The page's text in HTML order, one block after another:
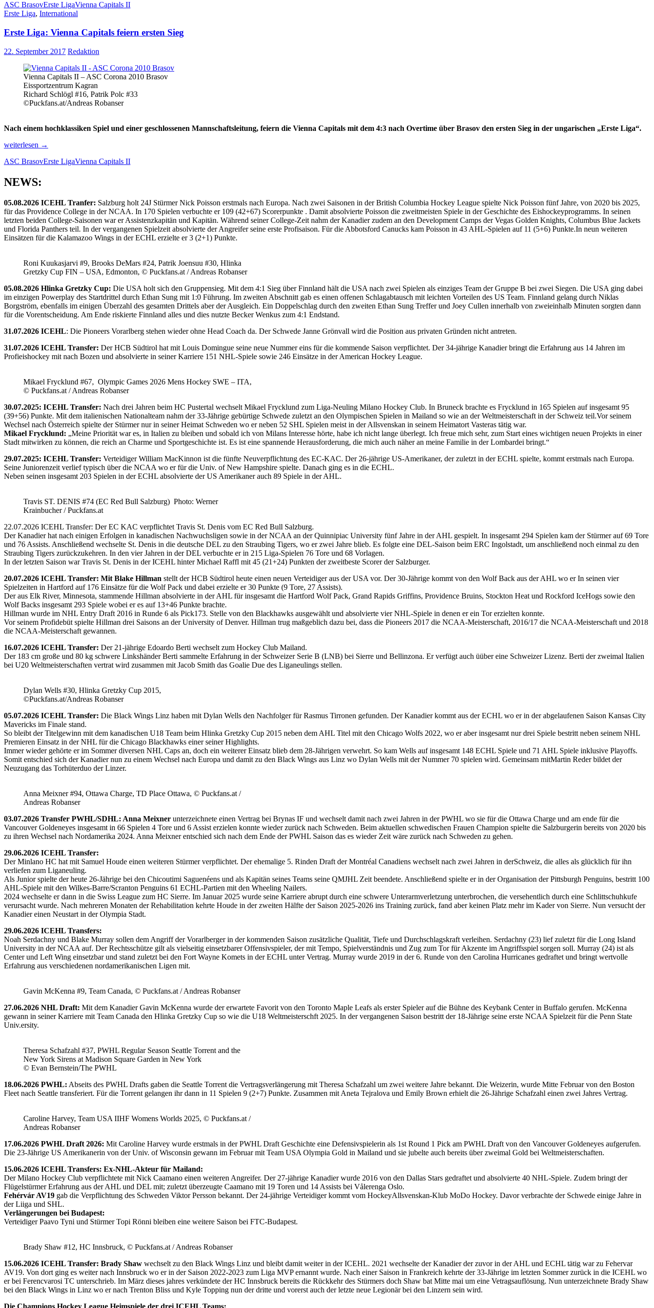
Capitals
verlieren
nach
ASC BrasovErste LigaVienna Capitals II
Erste Liga, International
Erste Liga: Vienna Capitals feiern ersten Sieg
22. September 2017 Redaktion
Vienna Capitals II – ASC Corona 2010 Brasov
Eissportzentrum Kagran
Richard Schlögl #16, Patrik Polc #33
©Puckfans.at/Andreas Robanser
Nach einem hochklassiken Spiel und einer geschlossenen Mannschaftsleitung, feiern die Vienna Capitals mit dem 4:3 nach Overtime über Brasov den ersten Sieg in der ungarischen „Erste Liga“.
Erste
Vienna
feiern
ersten
weiterlesen →
ASC BrasovErste LigaVienna Capitals II
NEWS:
05.08.2026 ICEHL Tranfer: Salzburg holt 24J Stürmer Nick Poisson erstmals nach Europa. Nach zwei Saisonen in der British Columbia Hockey League spielte Nick Poisson fünf Jahre, von 2020 bis 2025,
für das Providence College in der NCAA. In 170 Spielen verbuchte er 109 (42+67) Scorerpunkte . Damit absolvierte Poisson die zweitmeisten Spiele in der Geschichte des Eishockeyprogramms. In seinen
letzten beiden College-Saisonen war er Assistenzkapitän und Kapitän. Während seiner College-Zeit nahm der Kanadier zudem an den Development Camps der Vegas Golden Knights, Columbus Blue Jackets
und Florida Panthers teil. In der vergangenen Spielzeit absolvierte der Angreifer seine erste Profisaison. Für die Abbotsford Canucks kam Poisson in 43 AHL-Spielen auf 11 (5+6) Punkte.In neun weiteren
Einsätzen für die Kalamazoo Wings in der ECHL erzielte er 3 (2+1) Punkte.
Roni Kuukasjarvi #9, Brooks DeMars #24, Patrik Joensuu #30, Hlinka
Gretzky Cup FIN – USA, Edmonton, © Puckfans.at / Andreas Robanser
05.08.2026 Hlinka Gretzky Cup: Die USA holt sich den Gruppensieg. Mit dem 4:1 Sieg über Finnland hält die USA nach zwei Spielen als einziges Team der Gruppe B bei zwei Siegen. Die USA ging dabei
im einzigen Powerplay des Startdrittel durch Ethan Sung mit 1:0 Führung. Im zweiten Abschnitt gab es einen offenen Schlagabtausch mit leichten Vorteilen des US Team. Finnland gelang durch Niklas
Borgström, ebenfalls im einigen Überzahl des gesamten Drittels aber der Ausgleich. Ein Doppelschlag durch den zweiten Ethan Sung Treffer und Joey Cullen innerhalb von zweieinhalb Minuten sorgten dann
für die Vorentscheidung. Am Ende riskierte Finnland alles und dies nutzte Becker Wenkus zum 4:1 Endstand.
31.07.2026 ICEHL: Die Pioneers Vorarlberg stehen wieder ohne Head Coach da. Der Schwede Janne Grönvall wird die Position aus privaten Gründen nicht antreten.
31.07.2026 ICEHL Transfer: Der HCB Südtirol hat mit Louis Domingue seine neue Nummer eins für die kommende Saison verpflichtet. Der 34-jährige Kanadier bringt die Erfahrung aus 14 Jahren im
Profieishockey mit nach Bozen und absolvierte in seiner Karriere 151 NHL-Spiele sowie 246 Einsätze in der American Hockey League.
Mikael Frycklund #67, Olympic Games 2026 Mens Hockey SWE – ITA,
© Puckfans.at / Andreas Robanser
30.07.2025: ICEHL Transfer: Nach drei Jahren beim HC Pustertal wechselt Mikael Frycklund zum Liga-Neuling Milano Hockey Club. In Bruneck brachte es Frycklund in 165 Spielen auf insgesamt 95
(39+56) Punkte. Mit dem italienischen Nationalteam nahm der 33-Jährige gebürtige Schwede zuletzt an den Olympischen Spielen in Mailand so wie an der Weltmeisterschaft in der Schweiz teil.Vor seinem
Wechsel nach Österreich spielte der Stürmer nur in seiner Heimat Schweden wo er neben 52 SHL Spielen meist in der Allsvenskan in seinem Heimatort Vasteras tätig war.
Mikael Frycklund: „Meine Priorität war es, in Italien zu bleiben und sobald ich von Milans Interesse hörte, habe ich nicht lange überlegt. Ich freue mich sehr, zum Start eines wichtigen neuen Projekts in einer
Stadt mitwirken zu können, die reich an Charme und Sportgeschichte ist. Es ist eine spannende Herausforderung, die mich auch näher an meine Familie in der Lombardei bringt.“
29.07.2025: ICEHL Transfer: Verteidiger William MacKinnon ist die fünfte Neuverpflichtung des EC-KAC. Der 26-jährige US-Amerikaner, der zuletzt in der ECHL spielte, kommt erstmals nach Europa.
Seine Juniorenzeit verlief typisch über die NCAA wo er für die Univ. of New Hampshire spielte. Danach ging es in die ECHL.
Neben seinen insgesamt 203 Spielen in der ECHL absolvierte der US Amerikaner auch 89 Spiele in der AHL.
Travis ST. DENIS #74 (EC Red Bull Salzburg) Photo: Werner
Krainbucher / Puckfans.at
22.07.2026 ICEHL Transfer: Der EC KAC verpflichtet Travis St. Denis vom EC Red Bull Salzburg.
Der Kanadier hat nach einigen Erfolgen in kanadischen Nachwuchsligen sowie in der NCAA an der Quinnipiac University fünf Jahre in der AHL gespielt. In insgesamt 294 Spielen kam der Stürmer auf 69 Tore
und 76 Assists. Anschließend wechselte St. Denis in die deutsche DEL zu den Straubing Tigers, wo er zwei Jahre blieb. Es folgte eine DEL-Saison beim ERC Ingolstadt, um anschließend noch einmal zu den
Straubing Tigers zurückzukehren. In den vier Jahren in der DEL verbuchte er in 215 Liga-Spielen 76 Tore und 68 Vorlagen.
In der letzten Saison war Travis St. Denis in der ICEHL hinter Michael Raffl mit 45 (21+24) Punkten der zweitbeste Scorer der Salzburger.
20.07.2026 ICEHL Transfer: Mit Blake Hillman stellt der HCB Südtirol heute einen neuen Verteidiger aus der USA vor. Der 30-Jährige kommt von den Wolf Back aus der AHL wo er In seinen vier
Spielzeiten in Hartford auf 176 Einsätze für die Wolf Pack und dabei erzielte er 30 Punkte (9 Tore, 27 Assists).
Der aus Elk River, Minnesota, stammende Hillman absolvierte in der AHL für insgesamt die Hartford Wolf Pack, Grand Rapids Griffins, Providence Bruins, Stockton Heat und Rockford IceHogs sowie den
Wolf Backs insgesamt 293 Spiele wobei er es auf 13+46 Punkte brachte.
Hillman wurde im NHL Entry Draft 2016 in Runde 6 als Pick173. Stelle von den Blackhawks ausgewählt und absolvierte vier NHL-Spiele in denen er ein Tor erzielten konnte.
Vor seinem Profidebüt spielte Hillman drei Saisons an der University of Denver. Hillman trug maßgeblich dazu bei, dass die Pioneers 2017 die NCAA-Meisterschaft, 2016/17 die NCAA-Meisterschaft und 2018
die NCAA-Meisterschaft gewannen.
16.07.2026 ICEHL Transfer: Der 21-jährige Edoardo Berti wechselt zum Hockey Club Mailand.
Der 183 cm große und 80 kg schwere Linkshänder Berti sammelte Erfahrung in der Schweizer Serie B (LNB) bei Sierre und Bellinzona. Er verfügt auch üüber eine Schweizer Lizenz. Berti der zweimal Italien
bei U20 Weltmeisterschaften vertrat wird zusammen mit Jacob Smith das Goalie Due des Liganeulings stellen.
Dylan Wells #30, Hlinka Gretzky Cup 2015,
©Puckfans.at/Andreas Robanser
05.07.2026 ICEHL Transfer: Die Black Wings Linz haben mit Dylan Wells den Nachfolger für Rasmus Tirronen gefunden. Der Kanadier kommt aus der ECHL wo er in der abgelaufenen Saison Kansas City
Mavericks im Finale stand.
So bleibt der Titelgewinn mit dem kanadischen U18 Team beim Hlinka Gretzky Cup 2015 neben dem AHL Titel mit den Chicago Wolfs 2022, wo er aber insgesamt nur drei Spiele bestritt neben seinem NHL
Premieren Einsatz in der NHL für die Chicago Blackhawks einer seiner Highlights.
Immer wieder gehörte er im Sommer diversen NHL Caps an, doch ein weiterer Einsatz blieb dem 28-Jährigen verwehrt. So kam Wells auf insgesamt 148 ECHL Spiele und 71 AHL Spiele inklusive Playoffs.
Somit entschied sich der Kanadier nun zu einem Wechsel nach Europa und damit zu den Black Wings aus Linz wo Dylan Wells mit der Nummer 70 spielen wird. Gemeinsam mitMartin Reder bildet der
Neuzugang das Torhüterduo der Linzer.
Anna Meixner #94, Ottawa Charge, TD Place Ottawa, © Puckfans.at /
Andreas Robanser
03.07.2026 Transfer PWHL/SDHL: Anna Meixner unterzeichnete einen Vertrag bei Brynas IF und wechselt damit nach zwei Jahren in der PWHL wo sie für die Ottawa Charge und am ende für die
Vancouver Goldeneyes insgesamt in 66 Spielen 4 Tore und 6 Assist erzielen konnte wieder zurück nach Schweden. Beim aktuellen schwedischen Frauen Champion spielte die Salzburgerin bereits von 2020 bis
zu ihren Wechsel nach Nordamerika 2024. Anna Meixner entschied sich nach dem Ende der PWHL Saison das es wieder Zeit wäre zurück nach Schweden zu gehen.
29.06.2026 ICEHL Transfer:
Der Minlano HC hat mit Samuel Houde einen weiteren Stürmer verpflichtet. Der ehemalige 5. Rinden Draft der Montréal Canadiens wechselt nach zwei Jahren in derSchweiz, die alles als glücklich für ihn
verliefen zum Liganeuling.
Als Junior spielte der heute 26-Jährige bei den Chicoutimi Saguenéens und als Kapitän seines Teams seine QMJHL Zeit beendete. Anschließend spielte er in der Organisation der Pittsburgh Penguins, bestritt 100
AHL-Spiele mit den Wilkes-Barre/Scranton Penguins 61 ECHL-Partien mit den Wheeling Nailers.
2024 wechselte er dann in die Swiss League zum HC Sierre. Im Januar 2025 wurde seine Karriere abrupt durch eine schwere Unterarmverletzung unterbrochen, die versehentlich durch eine Schlittschuhkufe
verursacht wurde. Nach mehreren Monaten der Rehabilitation kehrte Houde in der zweiten Hälfte der Saison 2025-2026 ins Training zurück, fand aber keinen Platz mehr im Kader von Sierre. Nun versucht der
Kanadier einen Neustart in der Olympia Stadt.
29.06.2026 ICEHL Transfers:
Noah Serdachny und Blake Murray sollen dem Angriff der Vorarlberger in der kommenden Saison zusätzliche Qualität, Tiefe und Durchschlagskraft verleihen. Serdachny (23) lief zuletzt für die Long Island
University in der NCAA auf. Der Rechtsschütze gilt als vielseitig einsetzbarer Offensivspieler, der mit Tempo, Spielverständnis und Zug zum Tor für Akzente im Angriffsspiel sorgen soll. Murray (24) ist als
Center und Left Wing einsetzbar und stand zuletzt bei den Fort Wayne Komets in der ECHL unter Vertrag. Murray wurde 2019 in der 6. Runde von den Carolina Hurricanes gedraftet und bringt wertvolle
Erfahrung aus verschiedenen nordamerikanischen Ligen mit.
Gavin McKenna #9, Team Canada, © Puckfans.at / Andreas Robanser
27.06.2026 NHL Draft: Mit dem Kanadier Gavin McKenna wurde der erwartete Favorit von den Toronto Maple Leafs als erster Spieler auf die Bühne des Keybank Center in Buffalo gerufen. McKenna
gewann in seiner Karriere mit Team Canada den Hlinka Gretzky Cup so wie die U18 Weltmeisterschft 2025. In der vergangenen Saison bestritt der 18-Jährige seine erste NCAA Spielzeit für die Penn State
Univ.ersity.
Theresa Schafzahl #37, PWHL Regular Season Seattle Torrent and the
New York Sirens at Madison Square Garden in New York
© Evan Bernstein/The PWHL
18.06.2026 PWHL: Abseits des PWHL Drafts gaben die Seattle Torrent die Vertragsverlängerung mit Theresa Schafzahl um zwei weitere Jahre bekannt. Die Weizerin, wurde Mitte Februar von den Boston
Fleet nach Seattle transferiert. Für die Torrent gelangen ihr dann in 11 Spielen 9 (2+7) Punkte. Zusammen mit Aneta Tejralova und Emily Brown erhielt die 26-Jährige Schafzahl einen zwei Jahres Vertrag.
Caroline Harvey, Team USA IIHF Womens Worlds 2025, © Puckfans.at /
Andreas Robanser
17.06.2026 PWHL Draft 2026: Mit Caroline Harvey wurde erstmals in der PWHL Draft Geschichte eine Defensivspielerin als 1st Round 1 Pick am PWHL Draft von den Vancouver Goldeneyes aufgerufen.
Die 23-Jährige US Amerikanerin von der Univ. of Wisconsin gewann im Februar mit Team USA Olympia Gold in Mailand und sie jubelte auch bereits über zweimal Gold bei Weltmeisterschaften.
15.06.2026 ICEHL Transfers: Ex-NHL-Akteur für Mailand:
Der Milano Hockey Club verpflichtete mit Nick Caamano einen weiteren Angreifer. Der 27-jährige Kanadier wurde 2016 von den Dallas Stars gedraftet und absolvierte 40 NHL-Spiele. Zudem bringt der
Flügelstürmer Erfahrung aus der AHL und DEL mit; zuletzt überzeugte Caamano mit 19 Toren und 14 Assists bei Vålerenga Oslo.
Fehérvár AV19 gab die Verpflichtung des Schweden Viktor Persson bekannt. Der 24-jährige Verteidiger kommt vom HockeyAllsvenskan-Klub MoDo Hockey. Davor verbrachte der Schwede einige Jahre in
der Liiga und SHL.
Verlängerungen bei Budapest:
Verteidiger Paavo Tyni und Stürmer Topi Rönni bleiben eine weitere Saison bei FTC-Budapest.
Brady Shaw #12, HC Innsbruck, © Puckfans.at / Andreas Robanser
15.06.2026 ICEHL Transfer: Brady Shaw wechselt zu den Black Wings Linz und bleibt damit weiter in der ICEHL. 2021 wechselte der Kanadier der zuvor in der AHL und ECHL tätig war zu Fehervar
AV19. Von dort ging es weiter nach Innsbruck wo er in der Saison 2022-2023 zum Liga MVP ernannt wurde. Nach einer Saison in Frankreich kehrte der 33-Jährige im letzten Sommer zurück in die ICEHL wo
er bei Ferencvarosi TC unterschrieb. Im März dieses jahres verkündete der HC Innsbruck bereits die Rückkehr des Stürmers doch Shaw bat Mitte mai um eine Vetragsauflösung. Nun unterzeichnete Brady Shaw
bei den Black Wings in Linz wo er nach Trenton Bliss und Kyle Topping nun der dritte und vorerst auch der letzte neue Legionär bei den Linzern sein wird.
Die Champions Hockey League Heimspiele der drei ICEHL Teams: